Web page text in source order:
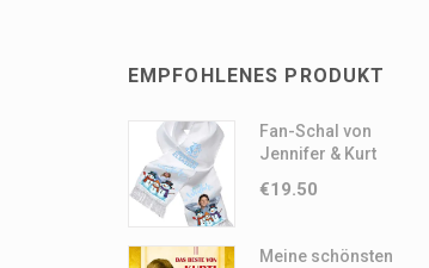
EMPFOHLENES PRODUKT
Fan-Schal von
Jennifer & Kurt
Winteredition
€19.50
Meine schönsten